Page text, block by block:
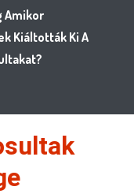
Amikor
Kiáltották Ki A